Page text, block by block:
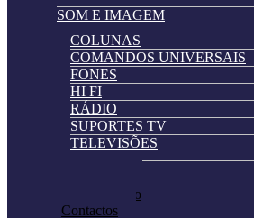
SOM E IMAGEM
COLUNAS
COMANDOS UNIVERSAIS
FONES
HI FI
RÁDIO
SUPORTES TV
TELEVISÕES
Pedir Cotação
Contactos